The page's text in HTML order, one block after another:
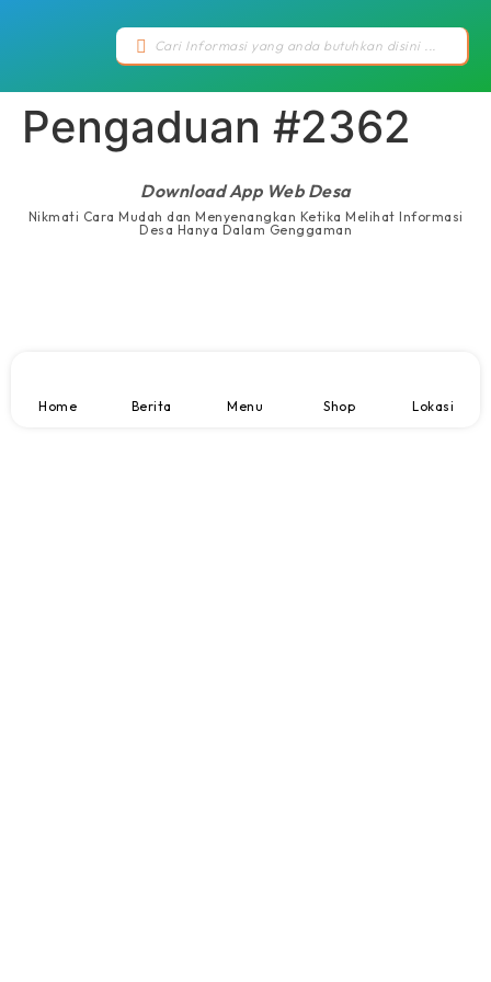
Pengaduan #2362
Download App Web Desa
Nikmati Cara Mudah dan Menyenangkan Ketika Melihat Informasi
Desa Hanya Dalam Genggaman
Home Berita Menu Shop Lokasi